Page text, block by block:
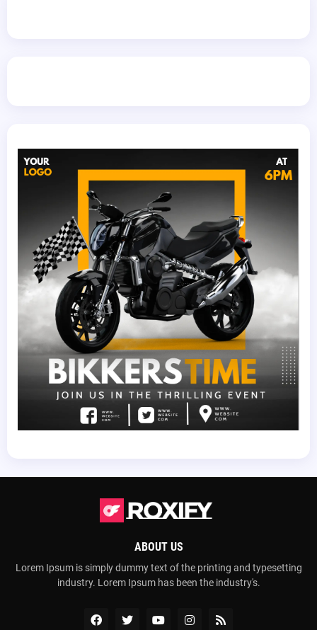
ABOUT US
Lorem Ipsum is simply dummy text of the printing and typesetting
industry. Lorem Ipsum has been the industry's.